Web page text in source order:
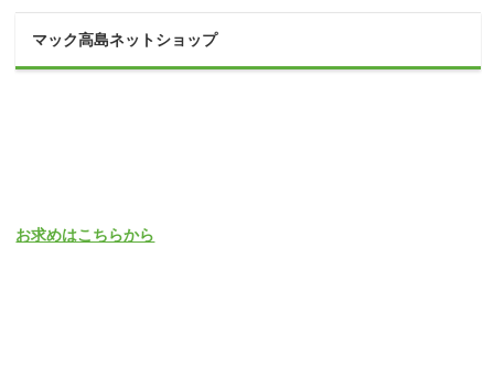
マック高島ネットショップ
お求めはこちらから